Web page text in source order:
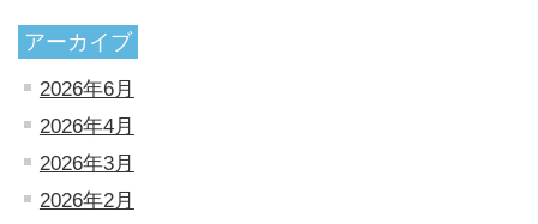
アーカイブ
2026年6月
2026年4月
2026年3月
2026年2月